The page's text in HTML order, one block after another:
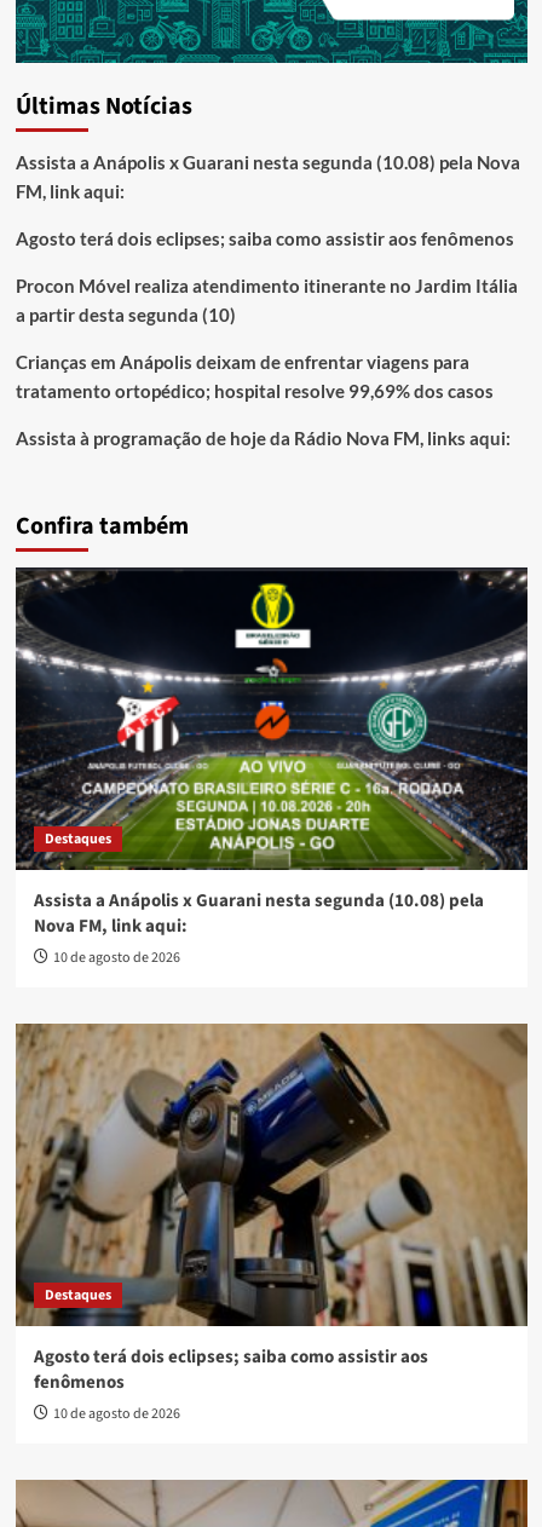
Últimas Notícias
Assista a Anápolis x Guarani nesta segunda (10.08) pela Nova
FM, link aqui:
Agosto terá dois eclipses; saiba como assistir aos fenômenos
Procon Móvel realiza atendimento itinerante no Jardim Itália
a partir desta segunda (10)
Crianças em Anápolis deixam de enfrentar viagens para
tratamento ortopédico; hospital resolve 99,69% dos casos
Assista à programação de hoje da Rádio Nova FM, links aqui:
Confira também
Destaques
Assista a Anápolis x Guarani nesta segunda (10.08) pela
Nova FM, link aqui:
10 de agosto de 2026
Destaques
Agosto terá dois eclipses; saiba como assistir aos
fenômenos
10 de agosto de 2026